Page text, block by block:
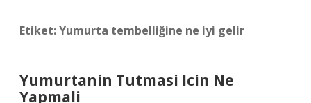
Etiket:Yumurta tembelliğine ne iyi gelir
Yumurtanin Tutmasi Icin Ne
Yapmali